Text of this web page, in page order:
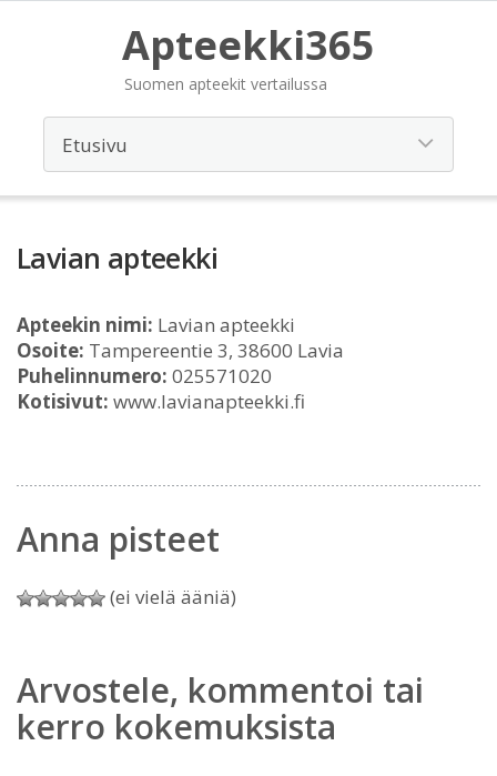
Apteekki365
Suomen apteekit vertailussa
Lavian apteekki
Apteekin nimi: Lavian apteekki
Osoite: Tampereentie 3, 38600 Lavia
Puhelinnumero: 025571020
Kotisivut: www.lavianapteekki.fi
Anna pisteet
(ei vielä ääniä)
Arvostele, kommentoi tai
kerro kokemuksista